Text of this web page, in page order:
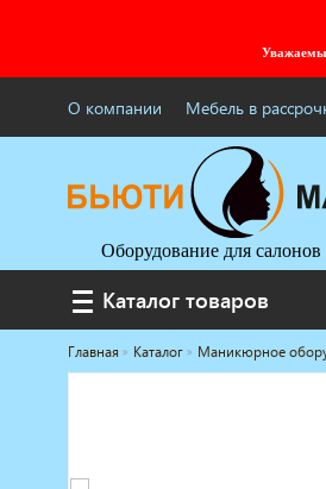
О компании Мебель в
Оборудование для салонов
Каталог товаров
Каталог товаров
Услуги под ключ
Главная Каталог Маникюрное